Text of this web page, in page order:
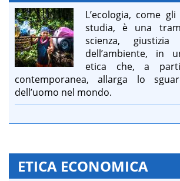
L’ecologia, come
studia, è una
scienza,
dell’ambiente, in
etica che, a
contemporanea, allarga lo
dell’uomo nel mondo.
ETICA ECONOMICA